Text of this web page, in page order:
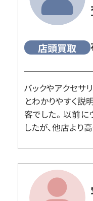
店頭買取
バックやアクセサ
とわかりやすく説
客でした。 以前
したが、他店より